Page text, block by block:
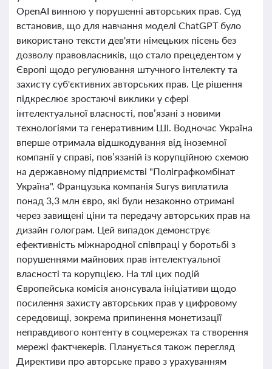
OpenAI винною у порушенні авторських прав. Суд
встановив, що для навчання моделі ChatGPT було
використано тексти дев'яти німецьких пісень без
дозволу правовласників, що стало прецедентом у
Європі щодо регулювання штучного інтелекту та
захисту суб'єктивних авторських прав. Це рішення
підкреслює зростаючі виклики у сфері
інтелектуальної власності, пов’язані з новими
технологіями та генеративним ШІ. Водночас Україна
вперше отримала відшкодування від іноземної
компанії у справі, пов’язаній із корупційною схемою
на державному підприємстві "Поліграфкомбінат
Україна". Французька компанія Surys виплатила
понад 3,3 млн євро, які були незаконно отримані
через завищені ціни та передачу авторських прав на
дизайн голограм. Цей випадок демонструє
ефективність міжнародної співпраці у боротьбі з
порушеннями майнових прав інтелектуальної
власності та корупцією. На тлі цих подій
Європейська комісія анонсувала ініціативи щодо
посилення захисту авторських прав у цифровому
середовищі, зокрема припинення монетизації
неправдивого контенту в соцмережах та створення
мережі фактчекерів. Планується також перегляд
Директиви про авторське право з урахуванням